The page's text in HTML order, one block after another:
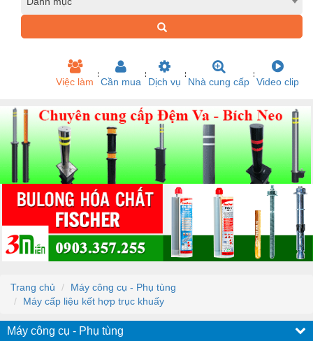
Việc làm Cần mua Dịch vụ Nhà cung cấp Video clip
Trang chủ
Máy công cụ - Phụ tùng
Máy cấp liệu kết hợp trục khuấy
Máy công cụ - Phụ tùng